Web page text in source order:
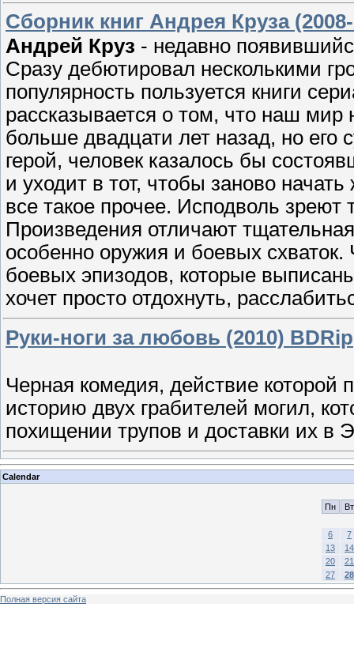
Сборник книг Андрея Круза (2008-
Андрей Круз - недавно
Сразу дебютировал несколькими
популярность пользуется книги
рассказывается о том, что наш
больше двадцати лет назад, но его
герой, человек казалось бы
и уходит в тот, чтобы заново
все такое прочее. Исподволь
Произведения отличают
особенно оружия и боевых
боевых эпизодов, которые
хочет просто отдохнуть,
Руки-ноги за любовь (2010) BDRip
Черная комедия, действие которой
историю двух грабителей могил,
похищении трупов и доставки их в
Calendar
Пн Вт
6
7
13
14
20
21
27
28
Полная версия сайта